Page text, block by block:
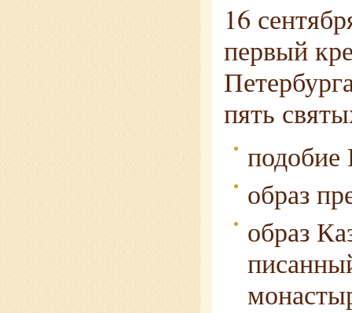
16
первый
пять
образ
образ